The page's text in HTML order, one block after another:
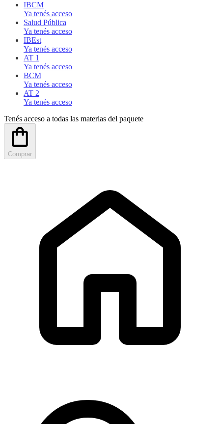
IBCM
Ya tenés acceso
Salud Pública
Ya tenés acceso
IBEst
Ya tenés acceso
AT 1
Ya tenés acceso
BCM
Ya tenés acceso
AT 2
Ya tenés acceso
Tenés acceso a todas las materias del paquete
Comprar